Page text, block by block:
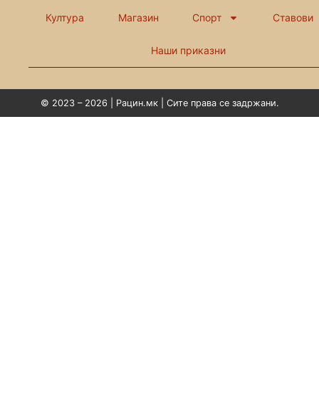
Култура Магазин Спорт Ставови
Наши приказни
© 2023 – 2026 | Рацин.мк | Сите права се задржани.